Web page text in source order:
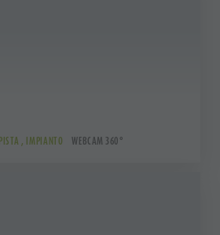
PISTA , IMPIANTO WEBCAM 360°